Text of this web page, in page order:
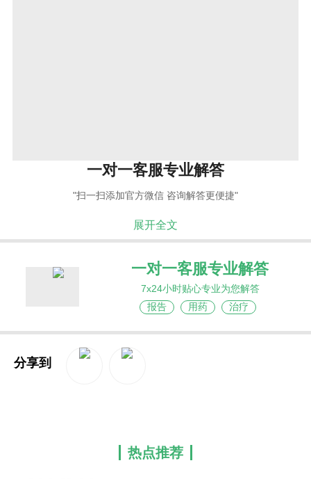
一对一客服专业解答
"扫一扫添加官方微信 咨询解答更便捷"
展开全文
一对一客服专业解答
7x24小时贴心专业为您解答
报告
用药 治疗
分享到
热点推荐